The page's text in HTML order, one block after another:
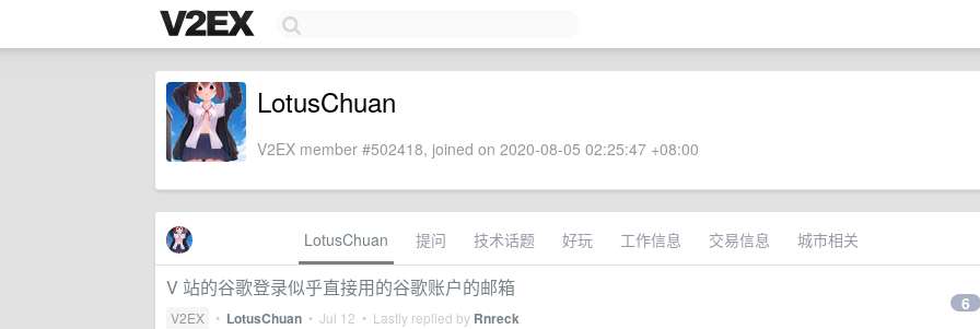
LotusChuan
V2EX member #502418, joined on 2020-08-05 02:25:47 +08:00
LotusChuan 提问 技术话题 好玩 工作信息 交易信息 城市相关
V 站的谷歌登录似乎直接用的谷歌账户的邮箱
V2EX • LotusChuan • Jul 12 • Lastly replied by Rnreck
6